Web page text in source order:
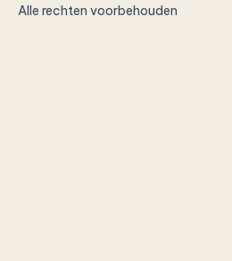
Alle rechten voorbehouden